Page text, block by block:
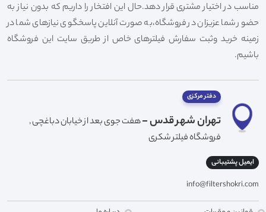
مناسب در اختیار مشتری قرار دهد.حال این افتخار را داریم که بدون نیاز به
حضور شما عزیزان در فروشگاه،به صورت آنلاین پاسخگوی نیازهای شما در
زمینه خرید وثبت سفارش فیلترهای خاص از طریق سایت این فروشگاه
باشیم.
دفتر مرکزی
تهران شهر قدس -هفت جوی بعد از خیابان دباغچی ,
فروشگاه فیلتر شکری
ایمیل پشتیبانی
info@filtershokri.com